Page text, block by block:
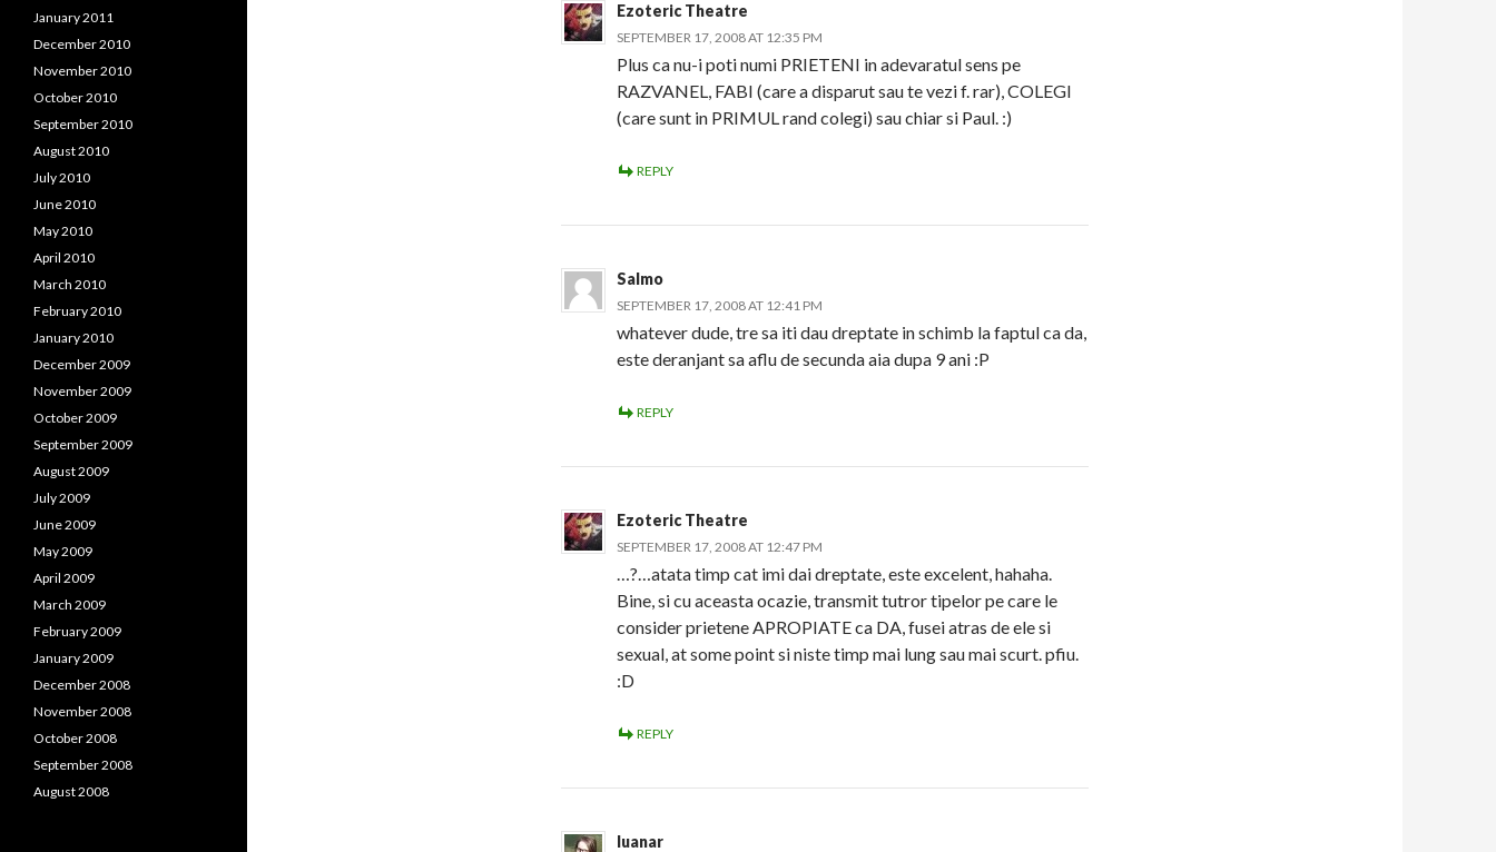
Ezoteric Theatre
SEPTEMBER 17, 2008 AT 12:35 PM
Plus ca nu-i poti numi PRIETENI in adevaratul sens pe
RAZVANEL, FABI (care a disparut sau te vezi f. rar), COLEGI
(care sunt in PRIMUL rand colegi) sau chiar si Paul. :)
REPLY
Salmo
SEPTEMBER 17, 2008 AT 12:41 PM
whatever dude, tre sa iti dau dreptate in schimb la faptul ca da,
este deranjant sa aflu de secunda aia dupa 9 ani :P
REPLY
Ezoteric Theatre
SEPTEMBER 17, 2008 AT 12:47 PM
…?…atata timp cat imi dai dreptate, este excelent, hahaha.
Bine, si cu aceasta ocazie, transmit tutror tipelor pe care le
consider prietene APROPIATE ca DA, fusei atras de ele si
sexual, at some point si niste timp mai lung sau mai scurt. pfiu.
:D
REPLY
luanar
January 2011
December 2010
November 2010
October 2010
September 2010
August 2010
July 2010
June 2010
May 2010
April 2010
March 2010
February 2010
January 2010
December 2009
November 2009
October 2009
September 2009
August 2009
July 2009
June 2009
May 2009
April 2009
March 2009
February 2009
January 2009
December 2008
November 2008
October 2008
September 2008
August 2008